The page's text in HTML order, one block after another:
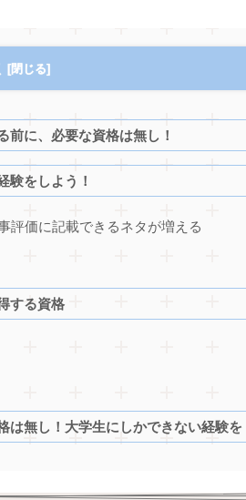
前に、必要な資格は無し！
験をしよう！
評価に記載できるネタが増える
する資格
は無し！大学生にしかできない経験を